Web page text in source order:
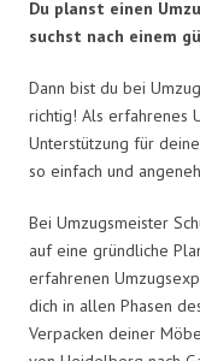
Du planst einen
suchst nach einem
Dann bist du bei
richtig! Als erfahrenes
Unterstützung für
so einfach und
Bei Umzugsmeister
auf eine gründliche
erfahrenen
dich in allen Phasen
Verpacken deiner